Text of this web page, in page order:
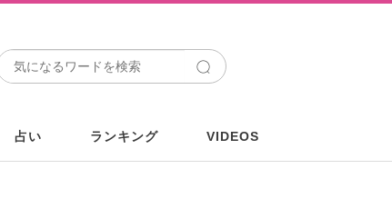
占い ランキング VIDEOS